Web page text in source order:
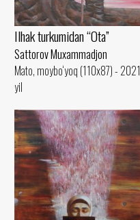
Ilhak turkumidan “Ota”
Sattorov Muxammadjon
Mato, moybo‘yoq (110x87) - 2021
yil